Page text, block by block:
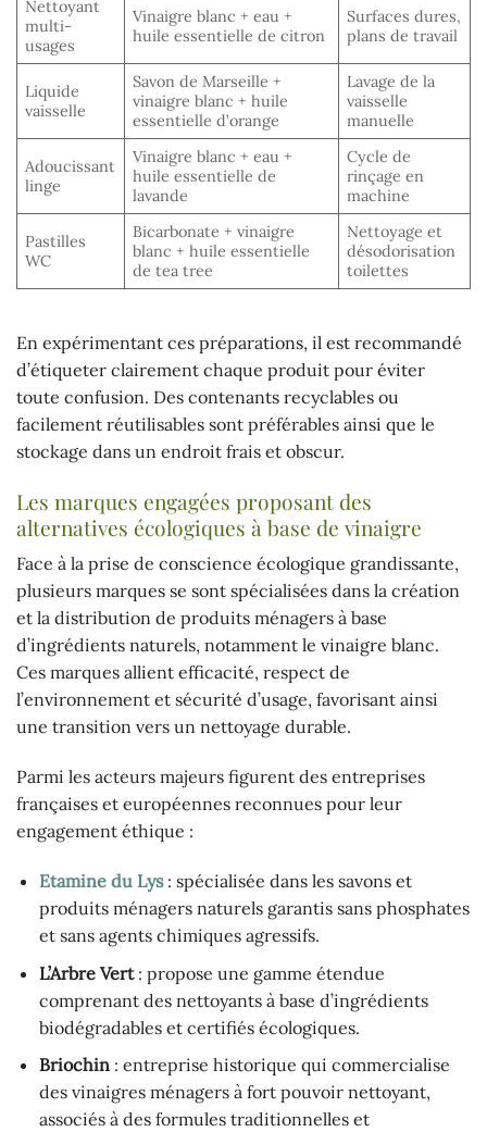
Nettoyant
multi-
usages
Vinaigre blanc + eau +
huile essentielle de citron
Surfaces dures,
plans de travail
Liquide
vaisselle
Savon de Marseille +
vinaigre blanc + huile
essentielle d’orange
Lavage de la
vaisselle
manuelle
Adoucissant
linge
Vinaigre blanc + eau +
huile essentielle de
lavande
Cycle de
rinçage en
machine
Pastilles
WC
Bicarbonate + vinaigre
blanc + huile essentielle
de tea tree
Nettoyage et
désodorisation
toilettes
En expérimentant ces préparations, il est recommandé
d’étiqueter clairement chaque produit pour éviter
toute confusion. Des contenants recyclables ou
facilement réutilisables sont préférables ainsi que le
stockage dans un endroit frais et obscur.
Les marques engagées proposant des
alternatives écologiques à base de vinaigre
Face à la prise de conscience écologique grandissante,
plusieurs marques se sont spécialisées dans la création
et la distribution de produits ménagers à base
d’ingrédients naturels, notamment le vinaigre blanc.
Ces marques allient efficacité, respect de
l’environnement et sécurité d’usage, favorisant ainsi
une transition vers un nettoyage durable.
Parmi les acteurs majeurs figurent des entreprises
françaises et européennes reconnues pour leur
engagement éthique :
Etamine du Lys: spécialisée dans les savons et
produits ménagers naturels garantis sans phosphates
et sans agents chimiques agressifs.
L’Arbre Vert: propose une gamme étendue
comprenant des nettoyants à base d’ingrédients
biodégradables et certifiés écologiques.
Briochin: entreprise historique qui commercialise
des vinaigres ménagers à fort pouvoir nettoyant,
associés à des formules traditionnelles et